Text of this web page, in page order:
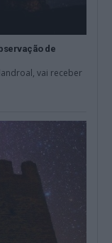
de
vai receber